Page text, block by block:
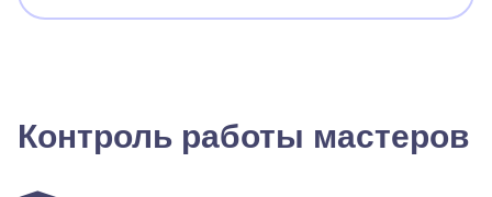
Контроль работы мастеров